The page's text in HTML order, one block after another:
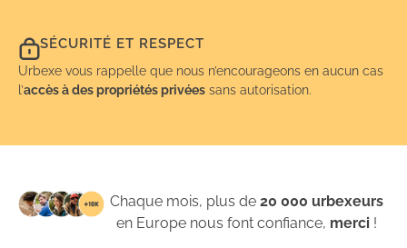
SÉCURITÉ ET RESPECT
Urbexe vous rappelle que nous n’encourageons en aucun cas
l’accès à des propriétés privées sans autorisation.
Chaque mois, plus de20 000 urbexeurs
en Europe nous font confiance, merci !